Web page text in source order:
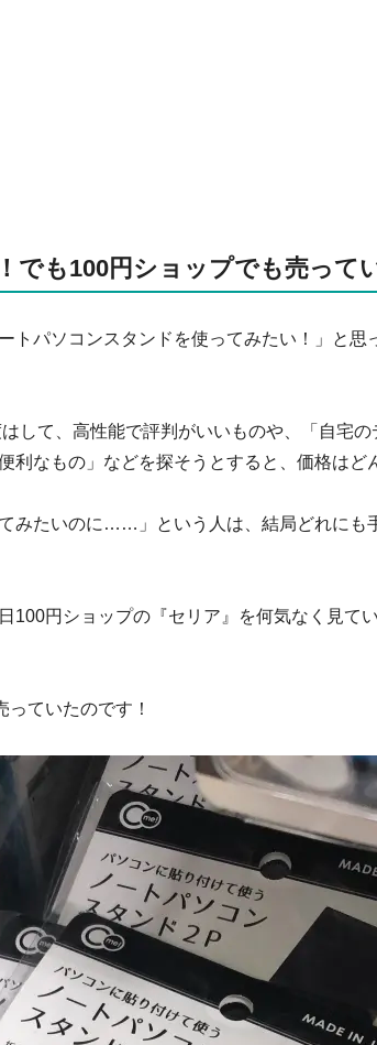
でも100円ショップでも売って
トパソコンスタンドを使ってみたい！」と思
して、高性能で評判がいいものや、「自宅の
利なもの」などを探そうとすると、価格はど
みたいのに……」という人は、結局どれにも
100円ショップの『セリア』を何気なく見て
ていたのです！